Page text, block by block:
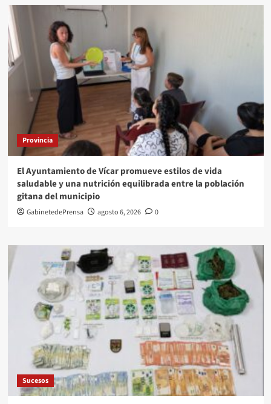
Provincia
El Ayuntamiento de Vícar promueve estilos de vida
saludable y una nutrición equilibrada entre la población
gitana del municipio
GabinetedePrensa agosto 6, 2026 0
Sucesos